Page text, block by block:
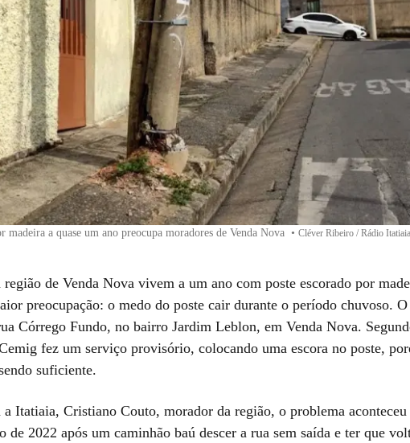
madeira a quase um ano preocupa moradores de Venda Nova • Cléver Ribeiro / Rádio Itatiaia
região de Venda Nova vivem a um ano com poste escorado por
preocupação: o medo do poste cair durante o período chuvoso. O
Córrego Fundo, no bairro Jardim Leblon, em Venda Nova.
fez um serviço provisório, colocando uma escora no poste,
suficiente.
a Itatiaia, Cristiano Couto, morador da região, o problema aconteceu
de 2022 após um caminhão baú descer a rua sem saída e ter que